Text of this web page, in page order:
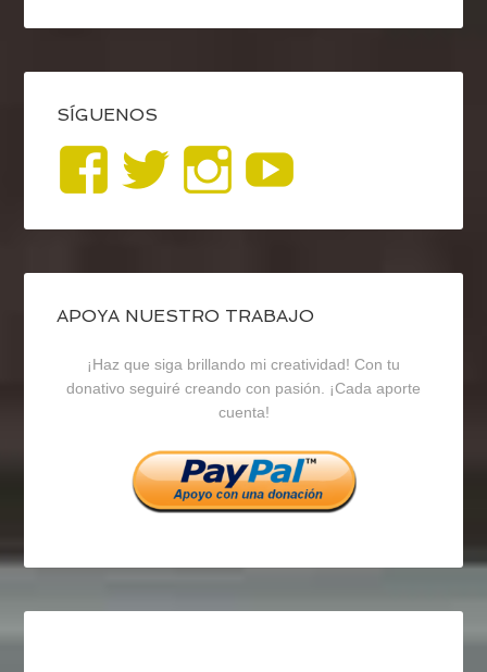
SÍGUENOS
Ver
perfil
de
blogrecursosep
en
Facebook
Ver
perfil
de
recursosep
en
Twitter
Ver
perfil
de
recursosep
en
Instagram
APOYA NUESTRO TRABAJO
¡Haz que siga brillando mi creatividad! Con tu
donativo seguiré creando con pasión. ¡Cada aporte
cuenta!